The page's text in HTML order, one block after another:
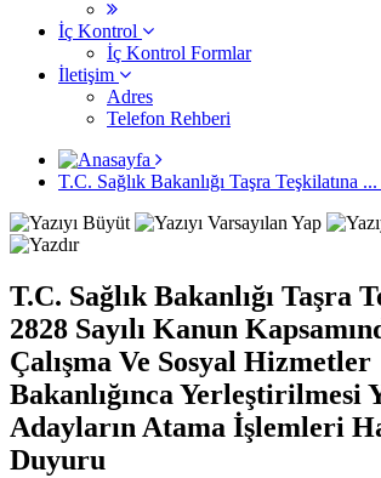
İç Kontrol
İç Kontrol Formlar
İletişim
Adres
Telefon Rehberi
T.C. Sağlık Bakanlığı Taşra Teşkilatına ...
T.C. Sağlık Bakanlığı Taşra
2828 Sayılı Kanun
Çalışma Ve Sosyal Hizmetler
Bakanlığınca Yerleştirilmesi
Adayların Atama İşlemleri
Duyuru